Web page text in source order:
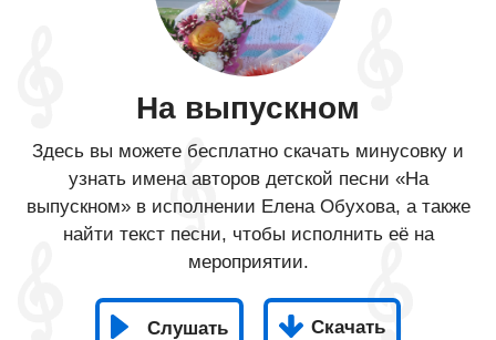
На выпускном
Здесь вы можете бесплатно скачать минусовку и
узнать имена авторов детской песни «На
выпускном» в исполнении Елена Обухова, а также
найти текст песни, чтобы исполнить её на
мероприятии.
Слушать Скачать